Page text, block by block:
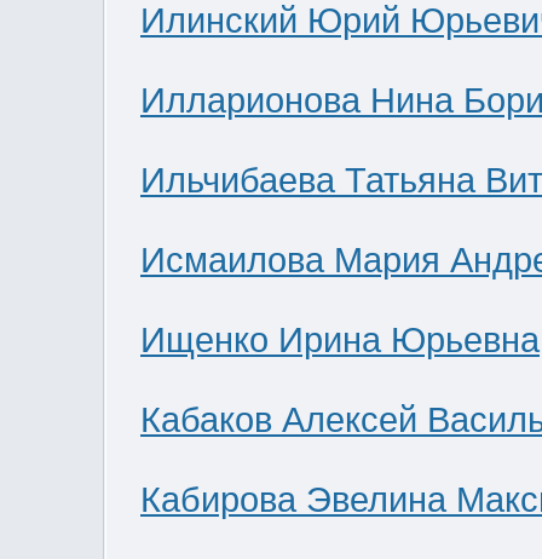
Илинский Юрий
Илларионова Нина
Ильчибаева Татьяна
Исмаилова Мария
Ищенко Ирина Юрьевна
Кабаков Алексей
Кабирова Эвелина